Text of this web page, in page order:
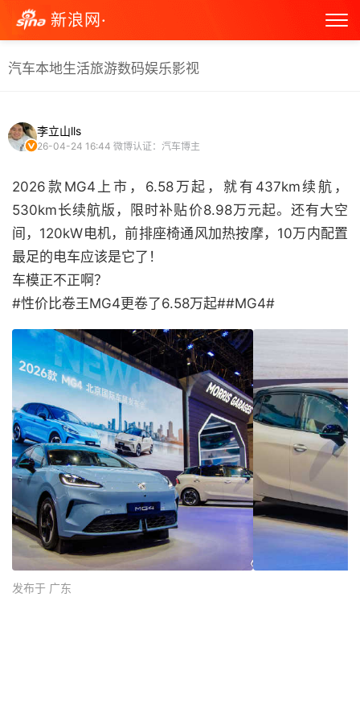
新浪网·
汽车本地生活旅游数码娱乐影视
李立山lls
26-04-24 16:44 微博认证：汽车博主
2026款MG4上市，6.58万起，就有437km续航，
530km长续航版，限时补贴价8.98万元起。还有大空
间，120kW电机，前排座椅通风加热按摩，10万内配置
最足的电车应该是它了！
车模正不正啊？
#性价比卷王MG4更卷了6.58万起##MG4# ​
发布于 广东